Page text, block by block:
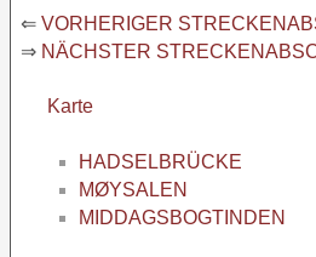
⇐ VORHERIGER
⇒ NÄCHSTER
Karte
HADSELBRÜCKE
MØYSALEN
MIDDAGSBOGTINDEN